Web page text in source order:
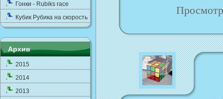
Гонки - Rubiks race
Кубик Рубика на скорость
Архив
2015
2014
2013